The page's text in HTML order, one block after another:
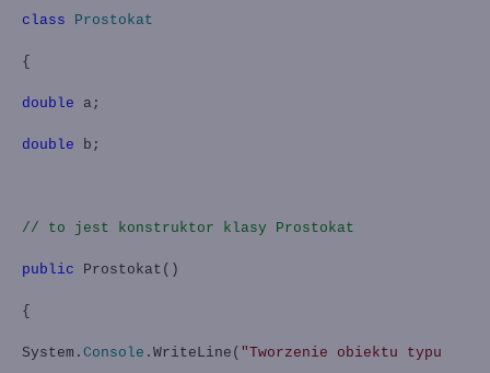
class Prostokat
{
double a;
double b;
// to jest konstruktor klasy Prostokat
public Prostokat()
{
System. Console .WriteLine( "Tworzenie obiektu typu